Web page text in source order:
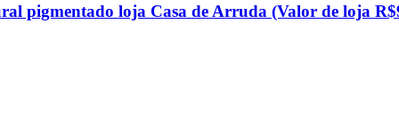
pigmentado loja Casa de Arruda (Valor de loja